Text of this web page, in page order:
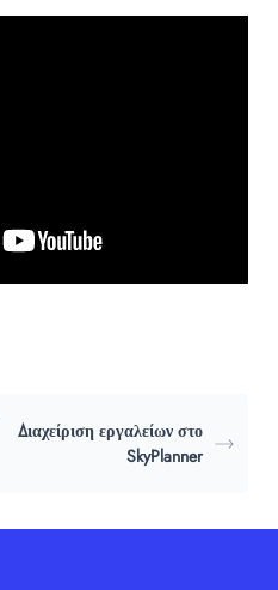
Διαχείριση εργαλείων στο
SkyPlanner